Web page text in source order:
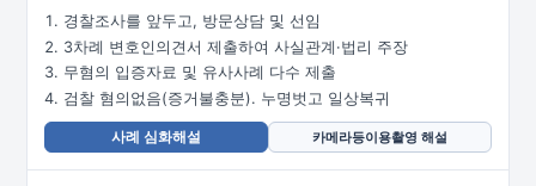
경찰조사를 앞두고, 방문상담 및 선임
3차례 변호인의견서 제출하여 사실관계·법리 주장
무혐의 입증자료 및 유사사례 다수 제출
검찰 혐의없음(증거불충분). 누명벗고 일상복귀
사례 심화해설 카메라등이용촬영 해설